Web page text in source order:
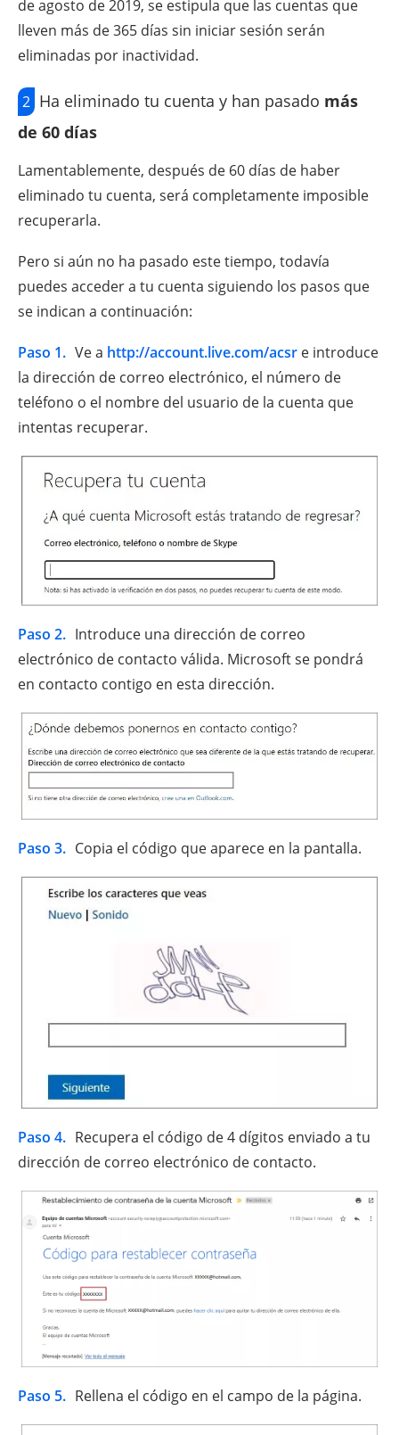
de agosto de 2019, se estipula que las cuentas que
lleven más de 365 días sin iniciar sesión serán
eliminadas por inactividad.
2 Ha eliminado tu cuenta y han pasado más
de 60 días
Lamentablemente, después de 60 días de haber
eliminado tu cuenta, será completamente imposible
recuperarla.
Pero si aún no ha pasado este tiempo, todavía
puedes acceder a tu cuenta siguiendo los pasos que
se indican a continuación:
Paso 1. Ve a http://account.live.com/acsr e introduce
la dirección de correo electrónico, el número de
teléfono o el nombre del usuario de la cuenta que
intentas recuperar.
Paso 2. Introduce una dirección de correo
electrónico de contacto válida. Microsoft se pondrá
en contacto contigo en esta dirección.
Paso 3. Copia el código que aparece en la pantalla.
Paso 4. Recupera el código de 4 dígitos enviado a tu
dirección de correo electrónico de contacto.
Paso 5. Rellena el código en el campo de la página.